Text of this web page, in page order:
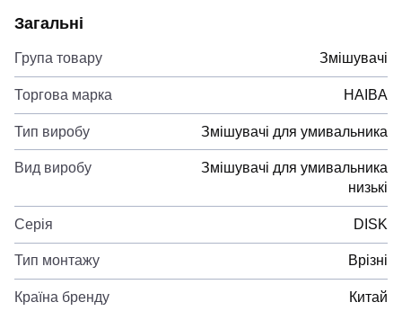
Загальні
Група товару Змішувачі
Торгова марка HAIBA
Тип виробу Змішувачі для умивальника
Вид виробу
Змішувачі для умивальника
низькі
Серія DISK
Тип монтажу Врізні
Країна бренду Китай